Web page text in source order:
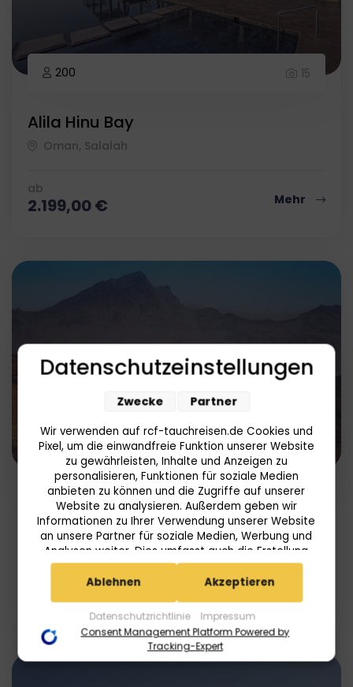
200 15
Alila Hinu Bay
Oman, Salalah
ab
2.199,00€ Mehr
Abenteuer Oman
Orient, Oman
1.159,00€
Datenschutzeinstellungen
Wir verwenden auf rcf-tauchreisen.de Cookies und
Pixel, um die einwandfreie Funktion unserer Website
zu gewährleisten, Inhalte und Anzeigen zu
personalisieren, Funktionen für soziale Medien
anbieten zu können und die Zugriffe auf unserer
Website zu analysieren. Außerdem geben wir
Informationen zu Ihrer Verwendung unserer Website
an unsere Partner für soziale Medien, Werbung und
Analysen weiter. Dies umfasst auch die Erstellung
pseudonymer Nutzungsprofile. Unsere Partner
(Userlike Google Advertising Products) führen diese
zusammen, die Sie ihnen bereitgestellt haben (bspw.
anhand eines persönlichen Accounts) oder welche
sie im Rahmen Ihrer Nutzung der Dienste gesammelt
haben (bspw. Nutzungsdaten anderer Geräte). Ihre
Datenschutzrichtlinie Impressum
Zwecke Partner
Ablehnen Akzeptieren
Consent Management Platform Powered by
Tracking-Expert